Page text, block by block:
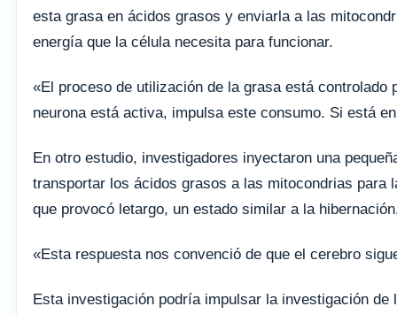
esta grasa en ácidos grasos y enviarla a las
energía que la célula necesita para funcionar.
«El proceso de utilización de la grasa está
neurona está activa, impulsa este consumo. Si está
En otro estudio, investigadores inyectaron una
transportar los ácidos grasos a las mitocondrias para
que provocó letargo, un estado similar a la
«Esta respuesta nos convenció de que el cerebro
Esta investigación podría impulsar la investigación